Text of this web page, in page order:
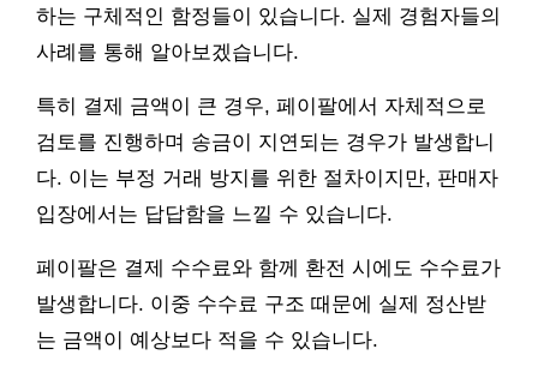
하는 구체적인 함정들이 있습니다. 실제 경험자들의
사례를 통해 알아보겠습니다.
특히 결제 금액이 큰 경우, 페이팔에서 자체적으로
검토를 진행하며 송금이 지연되는 경우가 발생합니
다. 이는 부정 거래 방지를 위한 절차이지만, 판매자
입장에서는 답답함을 느낄 수 있습니다.
페이팔은 결제 수수료와 함께 환전 시에도 수수료가
발생합니다. 이중 수수료 구조 때문에 실제 정산받
는 금액이 예상보다 적을 수 있습니다.